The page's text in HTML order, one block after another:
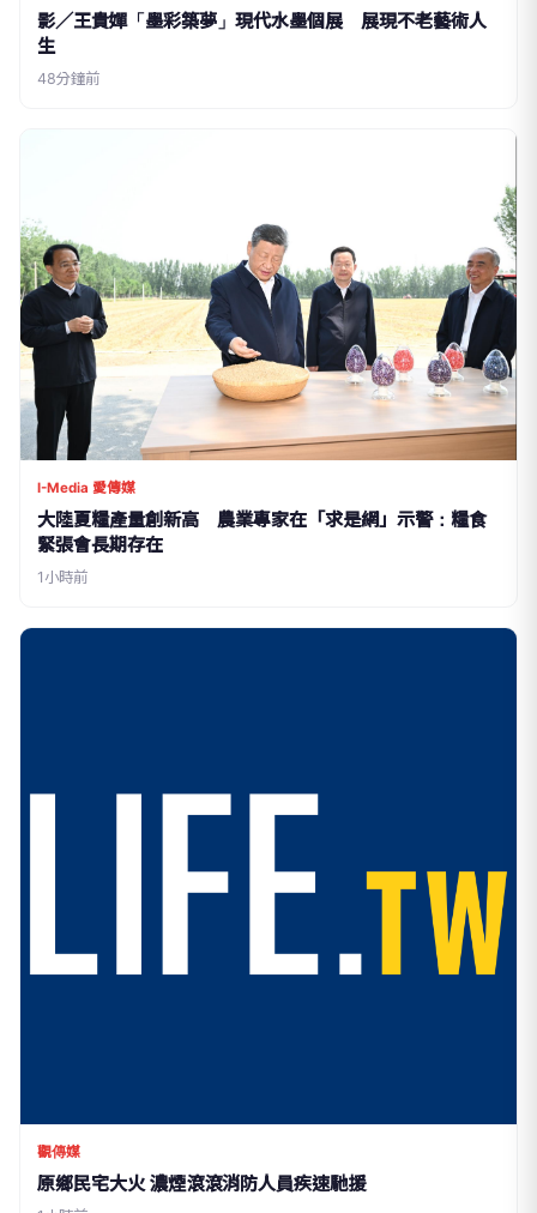
影／王貴嬋「墨彩築夢」現代水墨個展 展現不老藝術人
生
48分鐘前
I-Media 愛傳媒
大陸夏糧產量創新高 農業專家在「求是網」示警：糧食
緊張會長期存在
1小時前
觀傳媒
原鄉民宅大火 濃煙滾滾消防人員疾速馳援